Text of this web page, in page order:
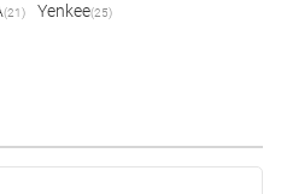
(21) Yenkee(25)